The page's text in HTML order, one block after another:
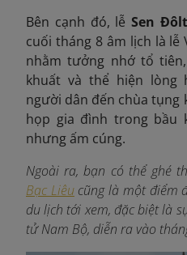
Bên cạnh đó, lễSen
cuối tháng 8 âm lịch là lễ
nhằm tưởng nhớ tổ
khuất và thể hiện lòng
người dân đến chùa tụng
họp gia đình trong bầu
nhưng ấm cúng.
Ngoài ra, bạn có thể ghé
Bạc Liêucũng là một điểm
du lịch tới xem, đặc biệt là
tử Nam Bộ, diễn ra vào